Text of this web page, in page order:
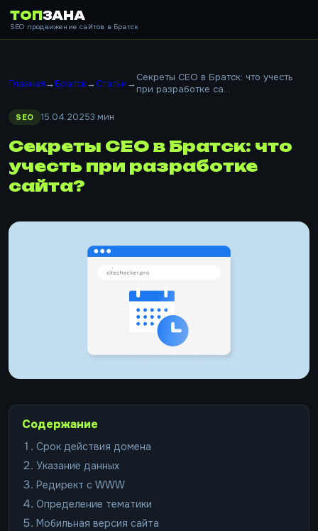
ТОП ЗАНА
SEO продвижение сайтов в Братск
Главная→Братск→Статьи→Секреты СЕО в Братск: что учесть
при разработке са...
SEO 15.04.20253 мин
Секреты СЕО в Братск: что
учесть при разработке
сайта?
Содержание
Срок действия домена
Указание данных
Редирект с WWW
Определение тематики
Мобильная версия сайта